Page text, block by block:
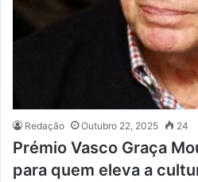
Redação Outubro 22, 2025 24
Prémio Vasco Graça
para quem eleva a